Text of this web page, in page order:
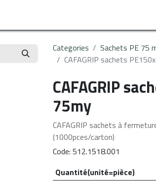
Categories
Sachets PE 75
CAFAGRIP sachets
CAFAGRIP
75my
CAFAGRIP sachets à
(1000pces/carton)
Code: 512.1518.001
Quantité(unité=pièce)